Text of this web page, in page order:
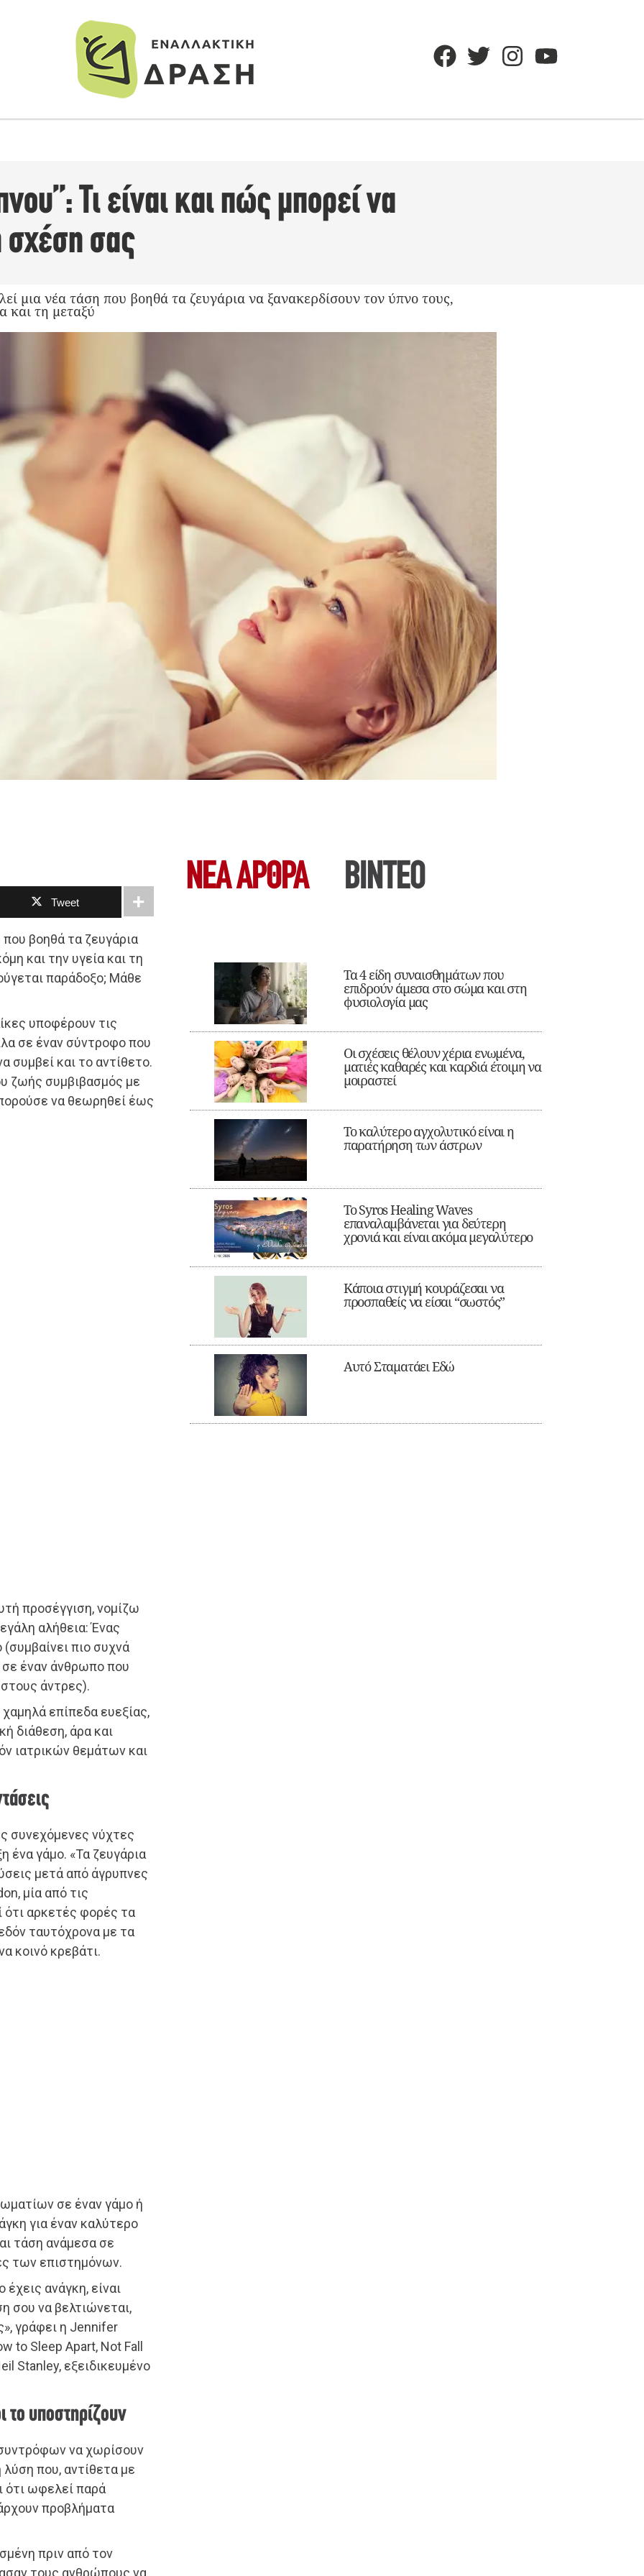
Τι είναι και πώς μπορεί να
σχέση σας
μια νέα τάση που βοηθά τα ζευγάρια να ξανακερδίσουν τον ύπνο τους,
και τη μεταξύ
Tweet
που βοηθά τα ζευγάρια
και την υγεία και τη
παράδοξο; Μάθε
υποφέρουν τις
σε έναν σύντροφο που
συμβεί και το αντίθετο.
ζωής συμβιβασμός με
να θεωρηθεί έως
προσέγγιση, νομίζω
αλήθεια: Ένας
πιο συχνά
σε έναν άνθρωπο που
στους άντρες).
επίπεδα ευεξίας,
διάθεση, άρα και
ιατρικών θεμάτων και
συνεχόμενες νύχτες
ένα γάμο. «Τα ζευγάρια
μετά από άγρυπνες
μία από τις
ότι αρκετές φορές τα
ταυτόχρονα με τα
κοινό κρεβάτι.
σε έναν γάμο ή
για έναν καλύτερο
τάση ανάμεσα σε
των επιστημόνων.
ανάγκη, είναι
σου να βελτιώνεται,
γράφει η Jennifer
to Sleep Apart, Not Fall
Stanley, εξειδικευμένο
το υποστηρίζουν
να χωρίσουν
λύση που, αντίθετα με
ότι ωφελεί παρά
προβλήματα
πριν από τον
τους ανθρώπους να
ΝΕΑ ΆΡΘΡΑ ΒΙΝΤΕΟ
Τα 4 είδη συναισθημάτων που
επιδρούν άμεσα στο σώμα και στη
φυσιολογία μας
Οι σχέσεις θέλουν χέρια ενωμένα,
ματιές καθαρές και καρδιά έτοιμη να
μοιραστεί
Το καλύτερο αγχολυτικό είναι η
παρατήρηση των άστρων
Το Syros Healing Waves
επαναλαμβάνεται για δεύτερη
χρονιά και είναι ακόμα μεγαλύτερο
Κάποια στιγμή κουράζεσαι να
προσπαθείς να είσαι “σωστός”
Αυτό Σταματάει Εδώ